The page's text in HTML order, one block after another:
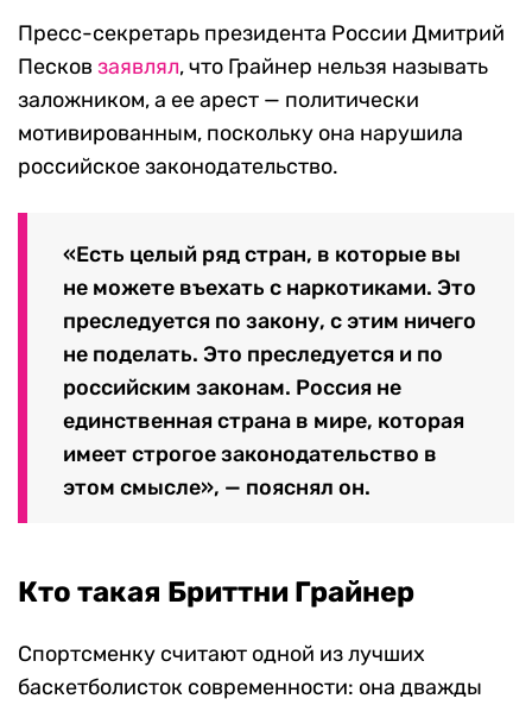
Пресс-секретарь президента России Дмитрий
Песков заявлял, что Грайнер нельзя называть
заложником, а ее арест — политически
мотивированным, поскольку она нарушила
российское законодательство.
«Есть целый ряд стран, в которые вы
не можете въехать с наркотиками. Это
преследуется по закону, с этим ничего
не поделать. Это преследуется и по
российским законам. Россия не
единственная страна в мире, которая
имеет строгое законодательство в
этом смысле», — пояснял он.
Кто такая Бриттни Грайнер
Спортсменку считают одной из лучших
баскетболисток современности: она дважды